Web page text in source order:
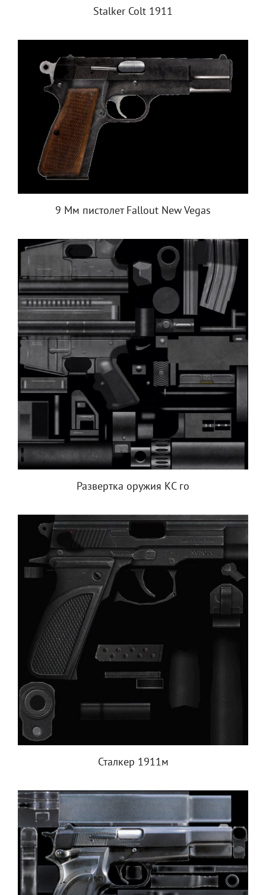
Stalker Colt 1911
9 Мм пистолет Fallout New Vegas
Развертка оружия КС го
Сталкер 1911м